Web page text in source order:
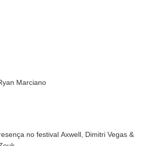
Marciano
no festival Axwell, Dimitri Vegas &